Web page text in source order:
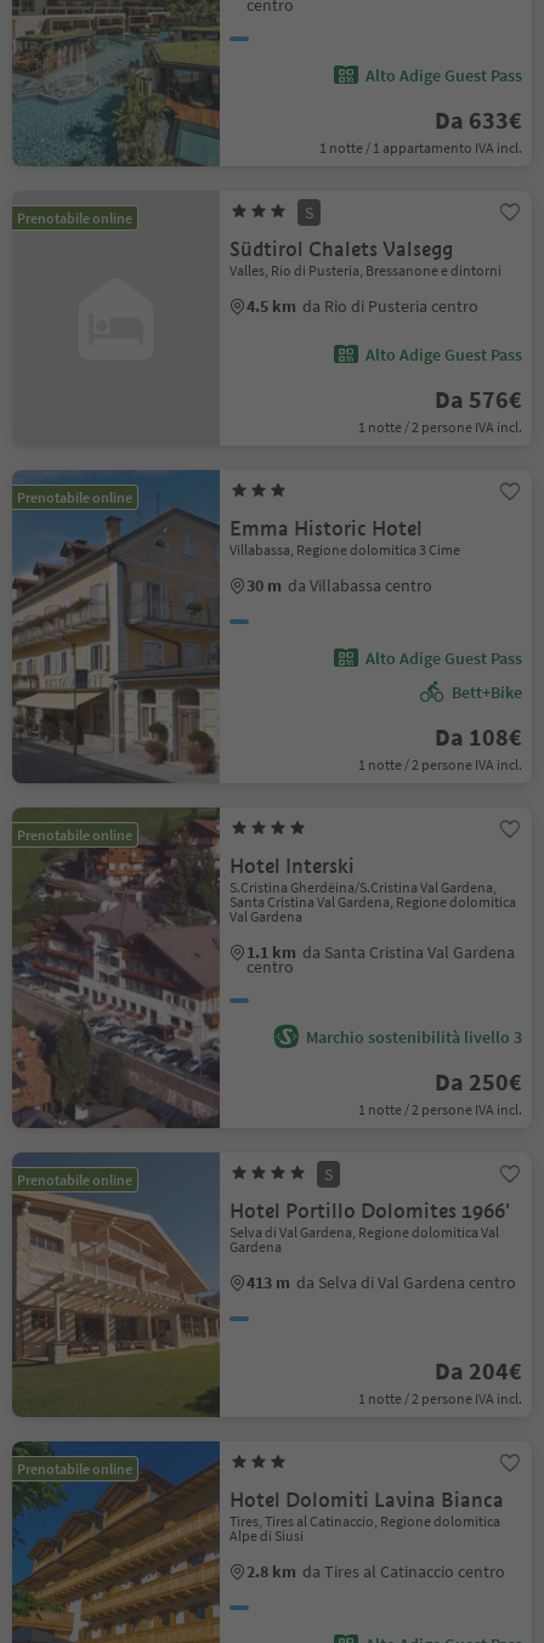
centro
Alto Adige Guest Pass
Da 633€
1 notte / 1 appartamento IVA incl.
Prenotabile online S
Südtirol Chalets Valsegg
Valles, Rio di Pusteria, Bressanone e dintorni
4.5 km da Rio di Pusteria centro
Alto Adige Guest Pass
Da 576€
1 notte / 2 persone IVA incl.
Prenotabile online
Emma Historic Hotel
Villabassa, Regione dolomitica 3 Cime
30 m da Villabassa centro
Alto Adige Guest Pass
Bett+Bike
Da 108€
1 notte / 2 persone IVA incl.
Prenotabile online
Hotel Interski
S.Cristina Gherdëina/S.Cristina Val Gardena,
Santa Cristina Val Gardena, Regione dolomitica
Val Gardena
1.1 km da Santa Cristina Val Gardena
centro
Marchio sostenibilità livello 3
Da 250€
1 notte / 2 persone IVA incl.
Prenotabile online S
Hotel Portillo Dolomites 1966'
Selva di Val Gardena, Regione dolomitica Val
Gardena
413 m da Selva di Val Gardena centro
Da 204€
1 notte / 2 persone IVA incl.
Prenotabile online
Hotel Dolomiti Lavina Bianca
Tires, Tires al Catinaccio, Regione dolomitica
Alpe di Siusi
2.8 km da Tires al Catinaccio centro